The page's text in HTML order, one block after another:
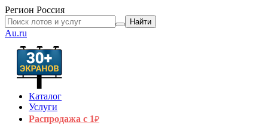
Регион Россия
Найти
Au.ru
Каталог
Услуги
Распродажа с 1₽